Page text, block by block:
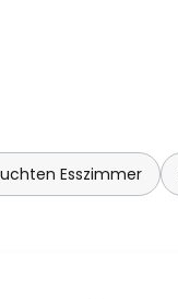
Esszimmer